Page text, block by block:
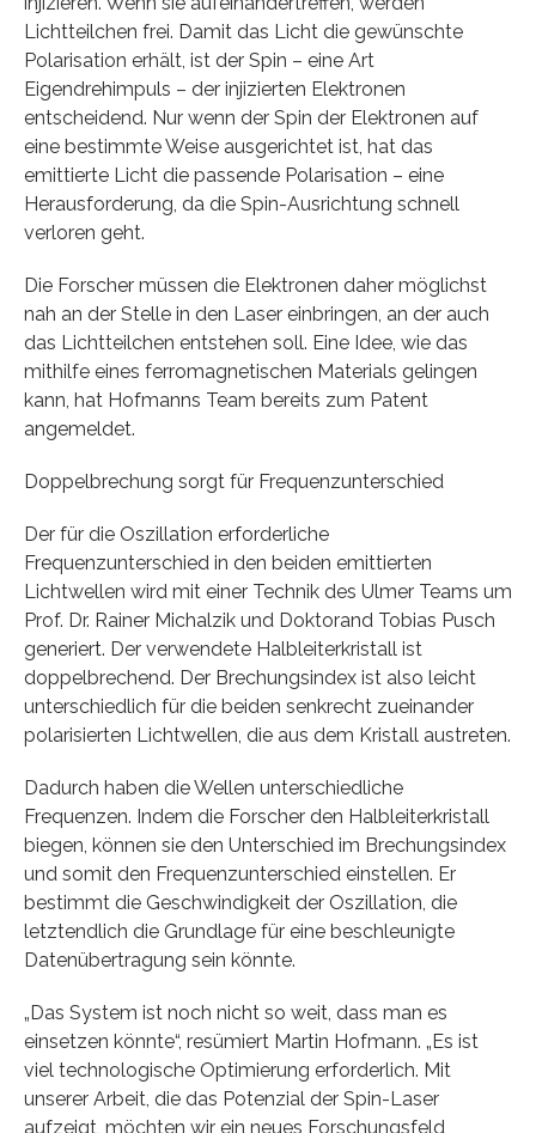
Lichtteilchen frei. Damit das Licht die gewünschte
Polarisation erhält, ist der Spin – eine Art
Eigendrehimpuls – der injizierten Elektronen
entscheidend. Nur wenn der Spin der Elektronen auf
eine bestimmte Weise ausgerichtet ist, hat das
emittierte Licht die passende Polarisation – eine
Herausforderung, da die Spin-Ausrichtung schnell
verloren geht.
Die Forscher müssen die Elektronen daher möglichst
nah an der Stelle in den Laser einbringen, an der auch
das Lichtteilchen entstehen soll. Eine Idee, wie das
mithilfe eines ferromagnetischen Materials gelingen
kann, hat Hofmanns Team bereits zum Patent
angemeldet.
Doppelbrechung sorgt für Frequenzunterschied
Der für die Oszillation erforderliche
Frequenzunterschied in den beiden emittierten
Lichtwellen wird mit einer Technik des Ulmer Teams um
Prof. Dr. Rainer Michalzik und Doktorand Tobias Pusch
generiert. Der verwendete Halbleiterkristall ist
doppelbrechend. Der Brechungsindex ist also leicht
unterschiedlich für die beiden senkrecht zueinander
polarisierten Lichtwellen, die aus dem Kristall austreten.
Dadurch haben die Wellen unterschiedliche
Frequenzen. Indem die Forscher den Halbleiterkristall
biegen, können sie den Unterschied im Brechungsindex
und somit den Frequenzunterschied einstellen. Er
bestimmt die Geschwindigkeit der Oszillation, die
letztendlich die Grundlage für eine beschleunigte
Datenübertragung sein könnte.
„Das System ist noch nicht so weit, dass man es
einsetzen könnte“, resümiert Martin Hofmann. „Es ist
viel technologische Optimierung erforderlich. Mit
unserer Arbeit, die das Potenzial der Spin-Laser
aufzeigt, möchten wir ein neues Forschungsfeld